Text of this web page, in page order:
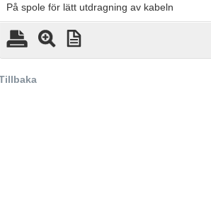
På spole för lätt utdragning av kabeln